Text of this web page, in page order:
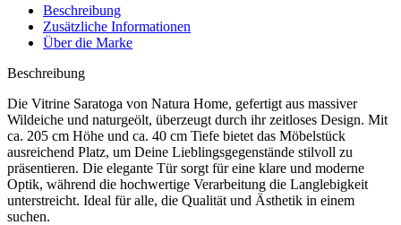
Beschreibung
Zusätzliche Informationen
Über die Marke
Beschreibung
Die Vitrine Saratoga von Natura Home, gefertigt aus massiver
Wildeiche und naturgeölt, überzeugt durch ihr zeitloses Design. Mit
ca. 205 cm Höhe und ca. 40 cm Tiefe bietet das Möbelstück
ausreichend Platz, um Deine Lieblingsgegenstände stilvoll zu
präsentieren. Die elegante Tür sorgt für eine klare und moderne
Optik, während die hochwertige Verarbeitung die Langlebigkeit
unterstreicht. Ideal für alle, die Qualität und Ästhetik in einem
suchen.